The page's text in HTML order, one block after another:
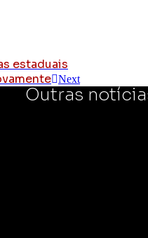
estaduais
Next
Outras